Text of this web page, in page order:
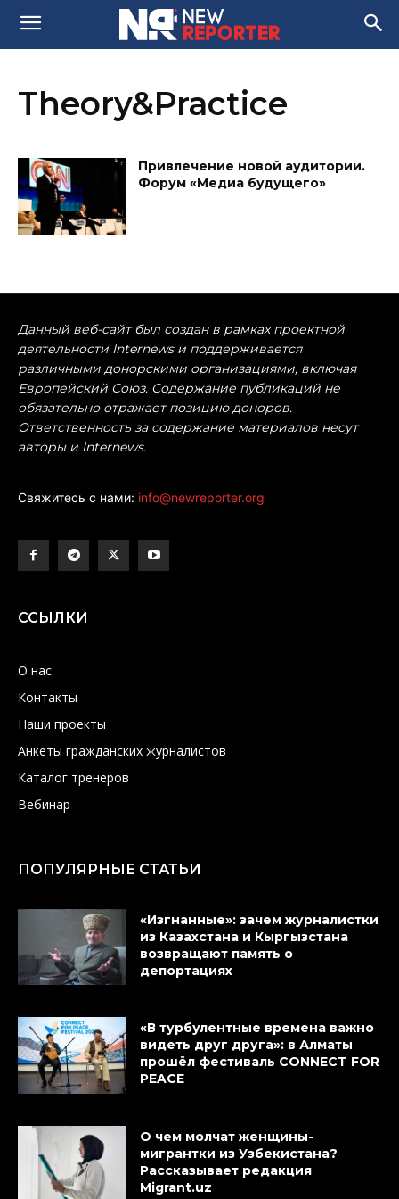
Theory&Practice
Привлечение новой аудитории.
Форум «Медиа будущего»
Данный веб-сайт был создан в рамках проектной
деятельности Internews и поддерживается
различными донорскими организациями, включая
Европейский Союз. Содержание публикаций не
обязательно отражает позицию доноров.
Ответственность за содержание материалов несут
авторы и Internews.
Свяжитесь с нами: info@newreporter.org
ССЫЛКИ
О нас
Контакты
Наши проекты
Анкеты гражданских журналистов
Каталог тренеров
Вебинар
ПОПУЛЯРНЫЕ СТАТЬИ
«Изгнанные»: зачем журналистки
из Казахстана и Кыргызстана
возвращают память о
депортациях
«В турбулентные времена важно
видеть друг друга»: в Алматы
прошёл фестиваль CONNECT FOR
PEACE
О чем молчат женщины-
мигрантки из Узбекистана?
Рассказывает редакция
Migrant.uz